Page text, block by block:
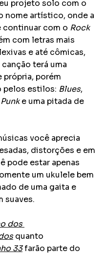
projeto solo com o
nome artístico, onde a
continuar com o Rock
com letras mais
e até cômicas,
terá uma
porém
pelos estilos: Blues,
Punk e uma pitada de
você aprecia
distorções e em
pode estar apenas
um ukulele bem
de uma gaita e
suaves.
dos
quanto
33 farão parte do